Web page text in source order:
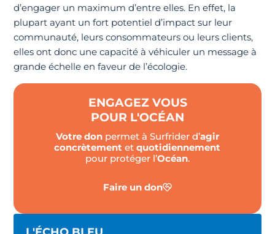
d’engager un maximum d’entre elles. En effet, la
plupart ayant un fort potentiel d’impact sur leur
communauté, leurs consommateurs ou leurs clients,
elles ont donc une capacité à véhiculer un message à
grande échelle en faveur de l’écologie.
ENGAGEZ VOUS
POUR L'OCÉAN
Votre donpermet à Surfrider d’agir
concrètement etquotidiennement
pour protéger l’Océan.
Faire un don